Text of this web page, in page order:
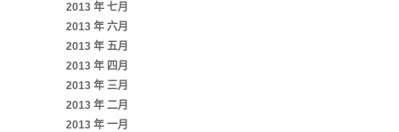
2013 年 七月
2013 年 六月
2013 年 五月
2013 年 四月
2013 年 三月
2013 年 二月
2013 年 一月